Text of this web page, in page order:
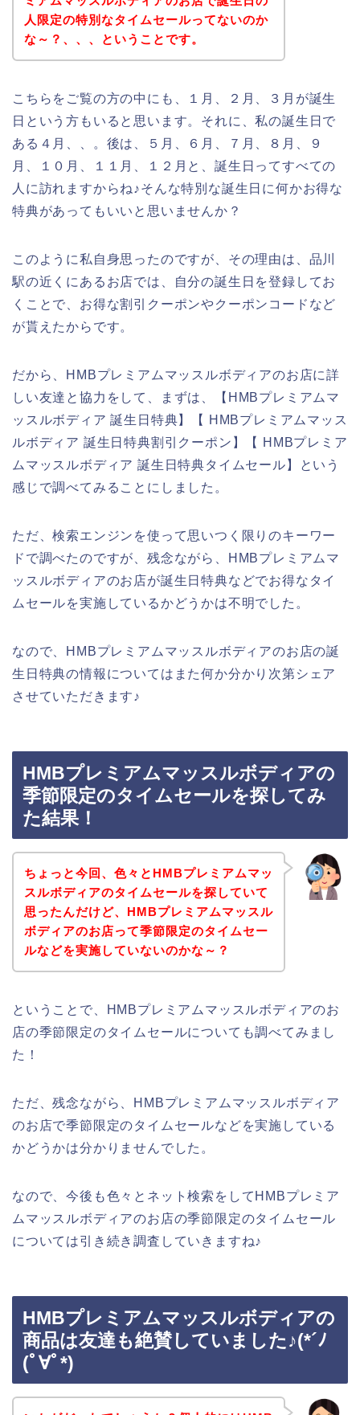
人限定の特別なタイムセールってないのか
な～？、、、ということです。
こちらをご覧の方の中にも、１月、２月、３月が誕生
日という方もいると思います。それに、私の誕生日で
ある４月、、。後は、５月、６月、７月、８月、９
月、１０月、１１月、１２月と、誕生日ってすべての
人に訪れますからね♪そんな特別な誕生日に何かお得な
特典があってもいいと思いませんか？
このように私自身思ったのですが、その理由は、品川
駅の近くにあるお店では、自分の誕生日を登録してお
くことで、お得な割引クーポンやクーポンコードなど
が貰えたからです。
だから、HMBプレミアムマッスルボディアのお店に詳
しい友達と協力をして、まずは、【HMBプレミアムマ
ッスルボディア 誕生日特典】【 HMBプレミアムマッス
ルボディア 誕生日特典割引クーポン】【 HMBプレミア
ムマッスルボディア 誕生日特典タイムセール】という
感じで調べてみることにしました。
ただ、検索エンジンを使って思いつく限りのキーワー
ドで調べたのですが、残念ながら、HMBプレミアムマ
ッスルボディアのお店が誕生日特典などでお得なタイ
ムセールを実施しているかどうかは不明でした。
なので、HMBプレミアムマッスルボディアのお店の誕
生日特典の情報についてはまた何か分かり次第シェア
させていただきます♪
HMBプレミアムマッスルボディアの
季節限定のタイムセールを探してみ
た結果！
ちょっと今回、色々とHMBプレミアムマッ
スルボディアのタイムセールを探していて
思ったんだけど、HMBプレミアムマッスル
ボディアのお店って季節限定のタイムセー
ルなどを実施していないのかな～？
ということで、HMBプレミアムマッスルボディアのお
店の季節限定のタイムセールについても調べてみまし
た！
ただ、残念ながら、HMBプレミアムマッスルボディア
のお店で季節限定のタイムセールなどを実施している
かどうかは分かりませんでした。
なので、今後も色々とネット検索をしてHMBプレミア
ムマッスルボディアのお店の季節限定のタイムセール
については引き続き調査していきますね♪
HMBプレミアムマッスルボディアの
商品は友達も絶賛していました♪(*´ﾉ
(ﾟ∀ﾟ*)